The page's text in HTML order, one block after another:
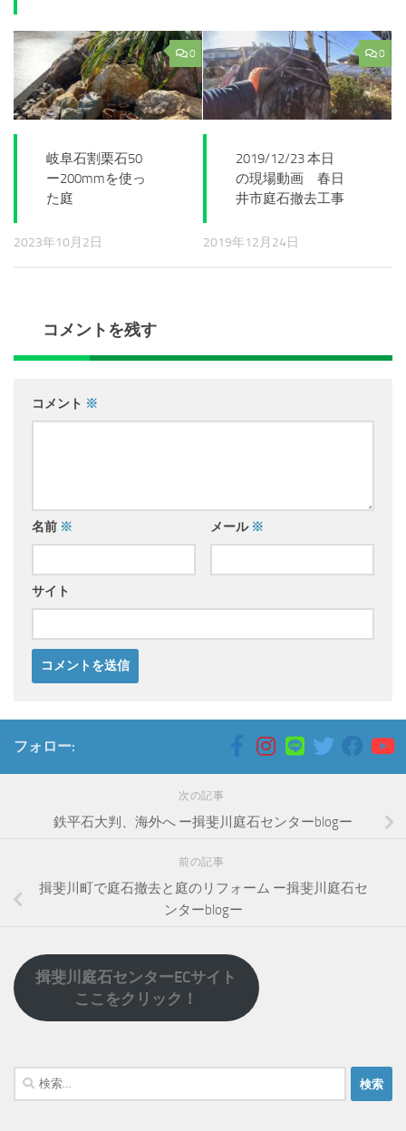
0
岐阜石割栗石50
ー200mmを使っ
た庭
2023年10月2日
0
2019/12/23 本日
の現場動画 春日
井市庭石撤去工事
2019年12月24日
コメントを残す
コメント ※
名前 ※ メール ※
サイト
フォロー:
次の記事
鉄平石大判、海外へ ー揖斐川庭石センターblogー
前の記事
揖斐川町で庭石撤去と庭のリフォーム ー揖斐川庭石セ
ンターblogー
揖斐川庭石センターECサイト
ここをクリック！
検
索: